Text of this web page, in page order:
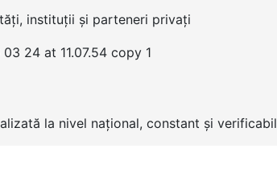
instituții și parteneri privați
la nivel național, constant și verificabil